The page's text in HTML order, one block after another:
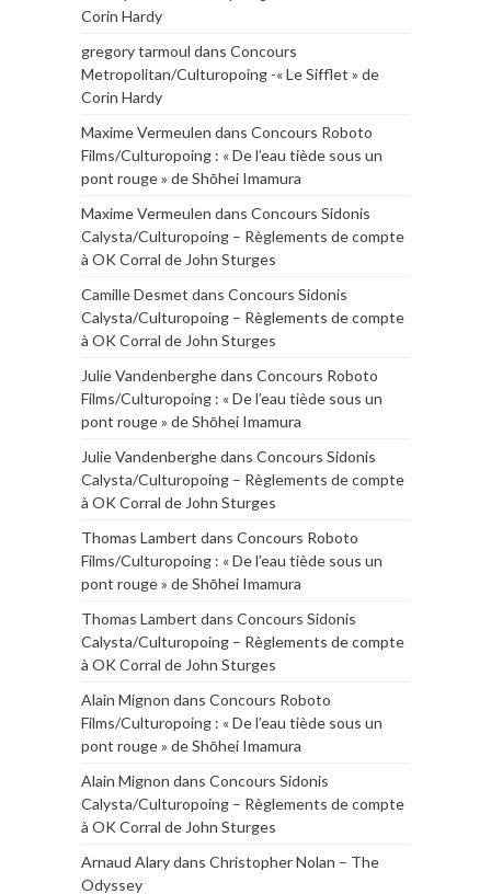
Corin Hardy
gregory tarmoul dans Concours
Metropolitan/Culturopoing -« Le Sifflet » de
Corin Hardy
Maxime Vermeulen dans Concours Roboto
Films/Culturopoing : « De l’eau tiède sous un
pont rouge » de Shōhei Imamura
Maxime Vermeulen dans Concours Sidonis
Calysta/Culturopoing – Règlements de compte
à OK Corral de John Sturges
Camille Desmet dans Concours Sidonis
Calysta/Culturopoing – Règlements de compte
à OK Corral de John Sturges
Julie Vandenberghedans Concours Roboto
Films/Culturopoing : « De l’eau tiède sous un
pont rouge » de Shōhei Imamura
Julie Vandenberghedans Concours Sidonis
Calysta/Culturopoing – Règlements de compte
à OK Corral de John Sturges
Thomas Lambert dans Concours Roboto
Films/Culturopoing : « De l’eau tiède sous un
pont rouge » de Shōhei Imamura
Thomas Lambert dans Concours Sidonis
Calysta/Culturopoing – Règlements de compte
à OK Corral de John Sturges
Alain Mignon dans Concours Roboto
Films/Culturopoing : « De l’eau tiède sous un
pont rouge » de Shōhei Imamura
Alain Mignon dans Concours Sidonis
Calysta/Culturopoing – Règlements de compte
à OK Corral de John Sturges
Arnaud Alarydans Christopher Nolan – The
Odyssey